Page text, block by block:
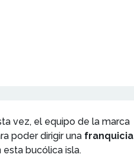
vez, el equipo de la marca
poder dirigir una franquicia
bucólica isla.